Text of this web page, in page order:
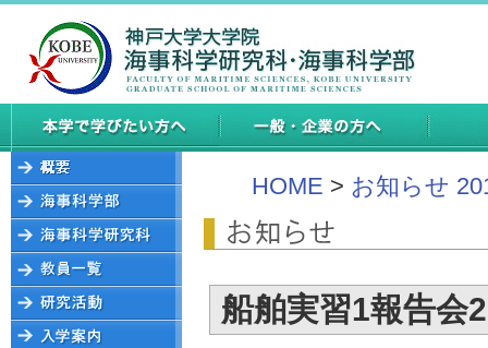
HOME > お知らせ
船舶実習1報告会